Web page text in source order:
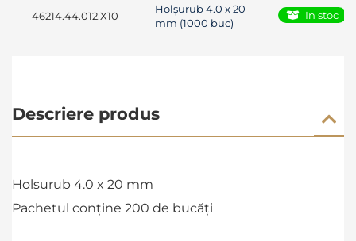
46214.44.012.X10
Holșurub 4.0 x 20
mm (1000 buc)
In stoc
Descriere produs
Holsurub 4.0 x 20 mm
Pachetul conține 200 de bucăți